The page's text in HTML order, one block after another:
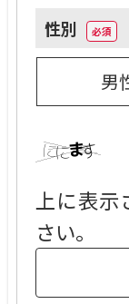
がなかっ
こともメリ
悪かった
が、改善の
送受信画面。
会社ごと
ージ（辞退
たりすると
連絡にたく
性別
男
上に表
さい。